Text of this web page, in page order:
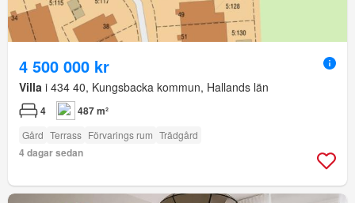
4 500 000 kr
Villa i 434 40, Kungsbacka kommun, Hallands län
4 487 m²
Gård Terrass Förvarings rum Trädgård
4 dagar sedan